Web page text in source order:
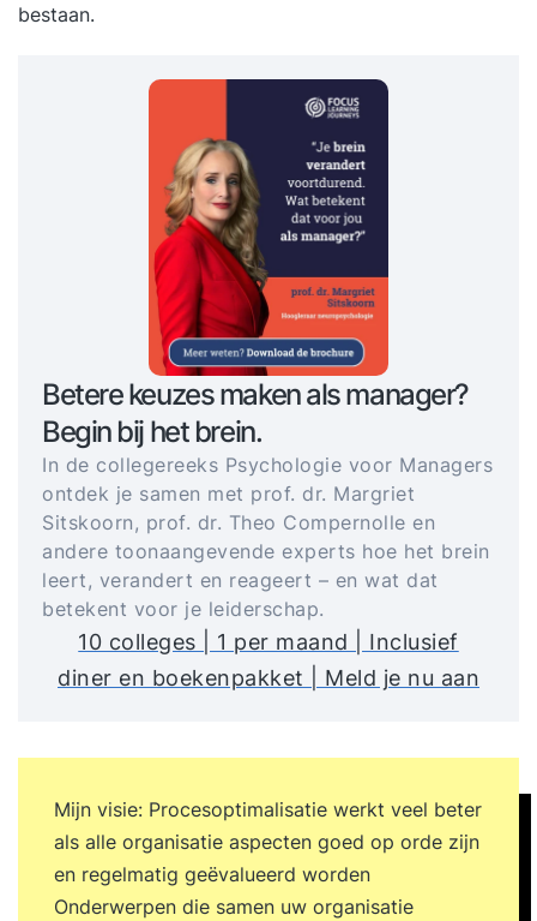
bestaan.
Betere keuzes maken als manager?
Begin bij het brein.
In de collegereeks Psychologie voor Managers
ontdek je samen met prof. dr. Margriet
Sitskoorn, prof. dr. Theo Compernolle en
andere toonaangevende experts hoe het brein
leert, verandert en reageert – en wat dat
betekent voor je leiderschap.
10 colleges | 1 per maand | Inclusief
diner en boekenpakket | Meld je nu aan
Mijn visie: Procesoptimalisatie werkt veel beter
als alle organisatie aspecten goed op orde zijn
en regelmatig geëvalueerd worden
Onderwerpen die samen uw organisatie